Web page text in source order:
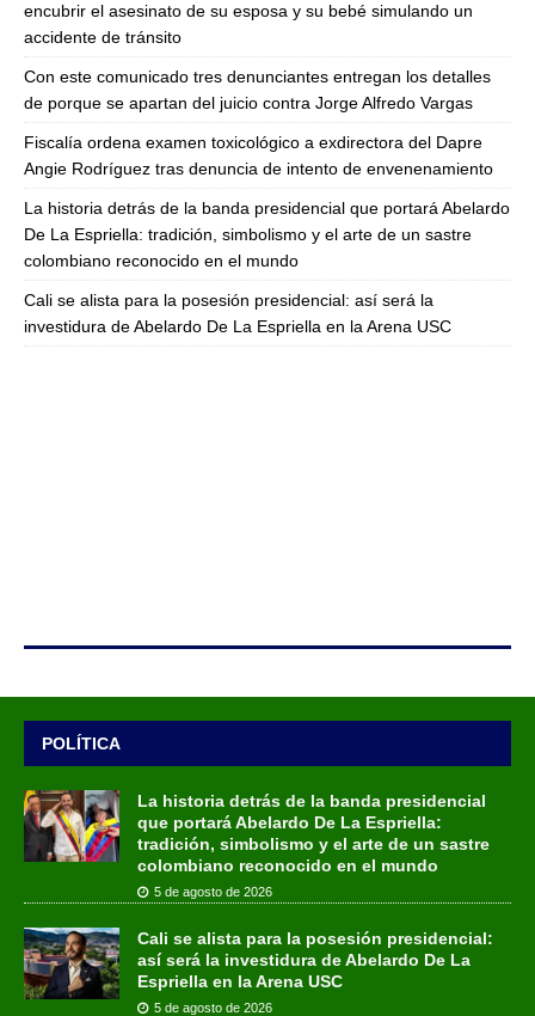
encubrir el asesinato de su esposa y su bebé simulando un
accidente de tránsito
Con este comunicado tres denunciantes entregan los detalles
de porque se apartan del juicio contra Jorge Alfredo Vargas
Fiscalía ordena examen toxicológico a exdirectora del Dapre
Angie Rodríguez tras denuncia de intento de envenenamiento
La historia detrás de la banda presidencial que portará Abelardo
De La Espriella: tradición, simbolismo y el arte de un sastre
colombiano reconocido en el mundo
Cali se alista para la posesión presidencial: así será la
investidura de Abelardo De La Espriella en la Arena USC
POLÍTICA
La historia detrás de la banda presidencial
que portará Abelardo De La Espriella:
tradición, simbolismo y el arte de un sastre
colombiano reconocido en el mundo
5 de agosto de 2026
Cali se alista para la posesión presidencial:
así será la investidura de Abelardo De La
Espriella en la Arena USC
5 de agosto de 2026